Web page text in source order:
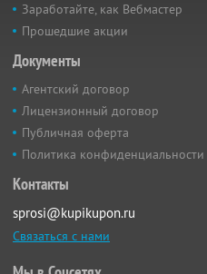
Заработайте, как Вебмастер
Прошедшие акции
Документы
Агентский договор
Лицензионный договор
Публичная оферта
Политика конфиденциальности
Контакты
sprosi@kupikupon.ru
Связаться с нами